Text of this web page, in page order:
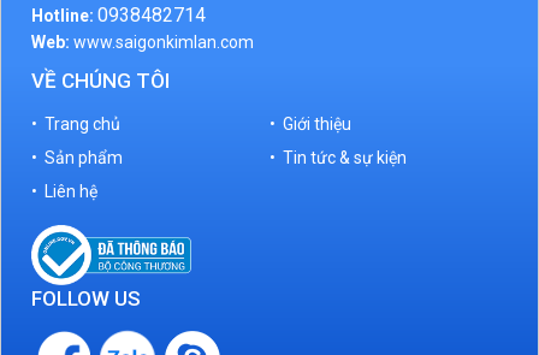
Hotline: 0938482714
Web: www.saigonkimlan.com
VỀ CHÚNG TÔI
• Trang chủ
• Giới thiệu
• Sản phẩm
• Tin tức & sự kiện
• Liên hệ
FOLLOW US